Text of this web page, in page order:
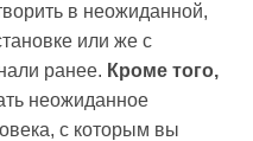
в неожиданной,
или же с
ранее. Кроме того,
неожиданное
с которым вы